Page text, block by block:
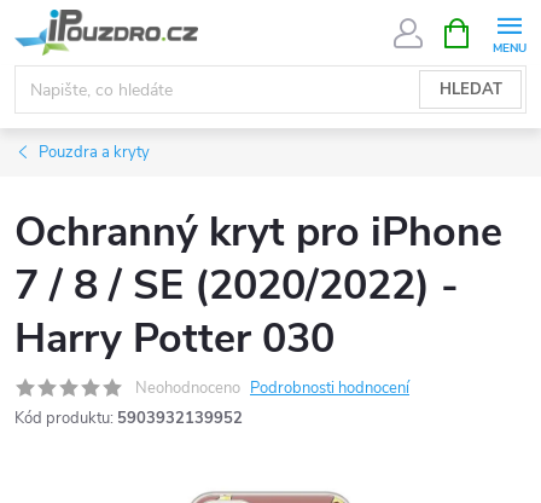
na
obsah
HLEDAT
NÁKUPNÍ
KOŠÍK
Pouzdra a kryty
Ochranný kryt pro iPhone
7 / 8 / SE (2020/2022) -
Harry Potter 030
Neohodnoceno Podrobnosti hodnocení
Kód produktu: 5903932139952